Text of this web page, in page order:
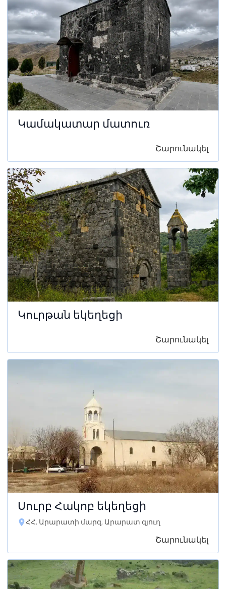
Կամակատար մատուռ
Շարունակել
Կուրթան եկեղեցի
Շարունակել
Սուրբ Հակոբ եկեղեցի
ՀՀ, Արարատի մարզ, Արարատ գյուղ
Շարունակել